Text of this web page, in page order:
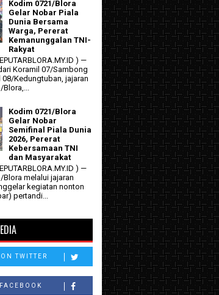
Kodim 0721/Blora
Gelar Nobar Piala
Dunia Bersama
Warga, Pererat
Kemanunggalan TNI-
Rakyat
) —
Koramil 07/Sambong
08/Kedungtuban, jajaran
Blora,...
Kodim 0721/Blora
Gelar Nobar
Semifinal Piala Dunia
2026, Pererat
Kebersamaan TNI
dan Masyarakat
) —
Blora melalui jajaran
kegiatan nonton
pertandi...
TWITTER